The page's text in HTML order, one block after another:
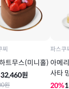
찌
트무스(미니홀)
32,460원
원
파스쿠
아메
사타
20%